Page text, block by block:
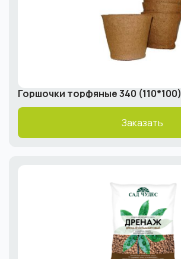
Горшочки торфяные 340 (110*100)
Заказать